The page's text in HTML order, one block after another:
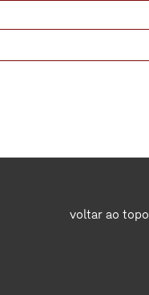
voltar ao topo